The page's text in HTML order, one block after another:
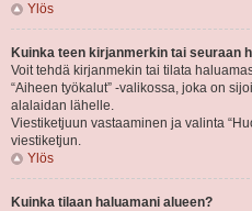
Ylös
Kuinka teen kirjanmerkin tai seuraan
Voit tehdä kirjanmekin tai tilata
“Aiheen työkalut” -valikossa, joka on
alalaidan lähelle.
Viestiketjuun vastaaminen ja valinta
viestiketjun.
Ylös
Kuinka tilaan haluamani alueen?